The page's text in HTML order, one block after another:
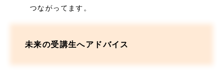
つながってます。
未来の受講生へアドバイス